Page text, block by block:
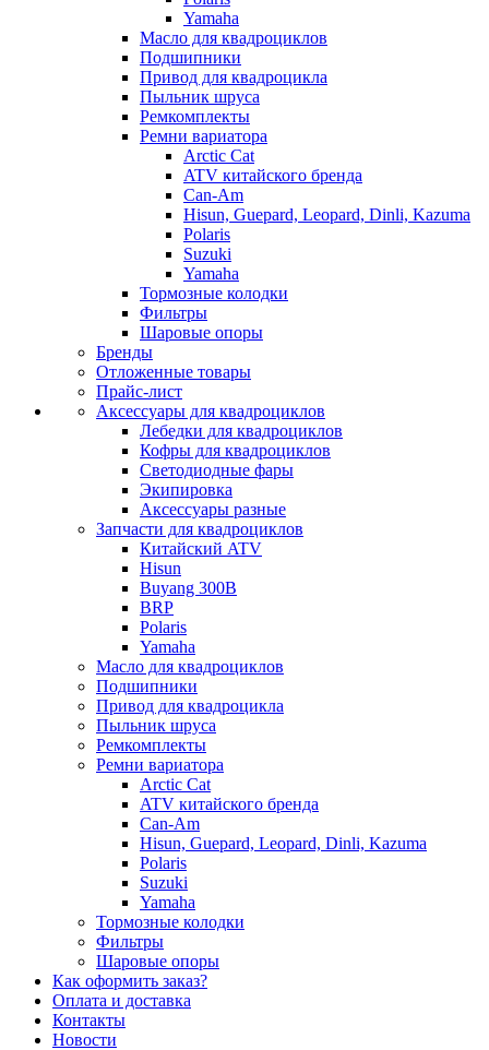
Yamaha
Масло для квадроциклов
Подшипники
Привод для квадроцикла
Пыльник шруса
Ремкомплекты
Ремни вариатора
Arctic Cat
ATV китайского бренда
Can-Am
Hisun, Guepard, Leopard, Dinli, Kazuma
Polaris
Suzuki
Yamaha
Тормозные колодки
Фильтры
Шаровые опоры
Бренды
Отложенные товары
Прайс-лист
Аксессуары для квадроциклов
Лебедки для квадроциклов
Кофры для квадроциклов
Светодиодные фары
Экипировка
Аксессуары разные
Запчасти для квадроциклов
Китайский ATV
Hisun
Buyang 300B
BRP
Polaris
Yamaha
Масло для квадроциклов
Подшипники
Привод для квадроцикла
Пыльник шруса
Ремкомплекты
Ремни вариатора
Arctic Cat
ATV китайского бренда
Can-Am
Hisun, Guepard, Leopard, Dinli, Kazuma
Polaris
Suzuki
Yamaha
Тормозные колодки
Фильтры
Шаровые опоры
Как оформить заказ?
Оплата и доставка
Контакты
Новости